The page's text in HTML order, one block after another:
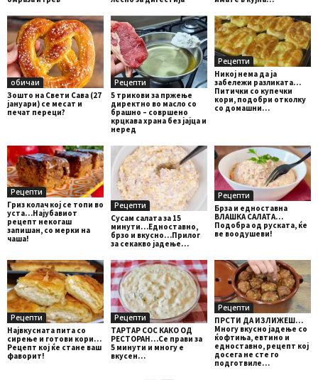
обичаи
Зошто на Свети Сава (27
јануари) се месат и
печат переци?
Рецепти
5 трикови за пржење
директно во масло со
брашно – совршено
крцкава храна без јајца и
неред
Рецепти
Никој нема да ја
забележи разликата…
Питички со купечки
кори, подобри отколку
со домашни…
Рецепти
Гриз колач кој се топи во
уста…Најубавиот
рецепт некогаш
запишан, со мерки на
чаша!
Рецепти
Сусам салата за 15
минути…Едноставно,
брзо и вкусно…Прилог
за секакво јадење…
Рецепти
Брза и едноставна
ВЛАШКА САЛАТА…
Подобра од руската, ќе
ве воодушеви!
Рецепти
Највкусната пита со
сирење и готови кори…
Рецепт кој ќе стане ваш
фаворит!
Рецепти
ТАРТАР СОС КАКО ОД
РЕСТОРАН…Се прави за
5 минути и многу е
вкусен…
Рецепти
ПРСТИ ДА ИЗЛИЖЕШ…
Многу вкусно јадење со
ќофтиња, евтино и
едноставно, рецепт кој
досега не сте го
подготвиле…